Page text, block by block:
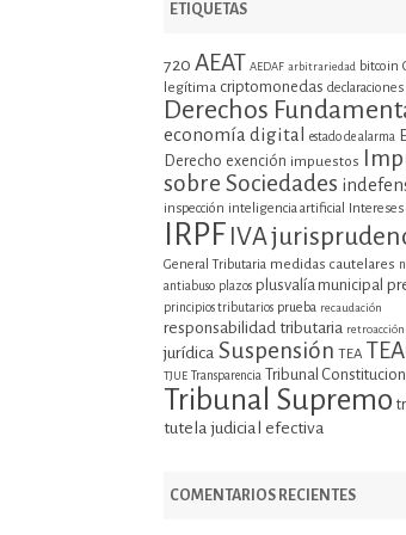
ETIQUETAS
720 AEAT AEDAF arbitrariedad bitcoin
legítima criptomonedas declaraciones
Derechos
economía digital estado de alarma
Derecho exención impuestos
sobre Sociedades
inspección inteligencia artificial Intereses
IRPF IVA
General Tributaria medidas cautelares
antiabuso plazos plusvalía municipal
principios tributarios prueba recaudación
responsabilidad tributaria retroacción
jurídica Suspensión TEA
TJUE Transparencia Tribunal
Tribunal Supremo
tutela judicial efectiva
COMENTARIOS RECIENTES